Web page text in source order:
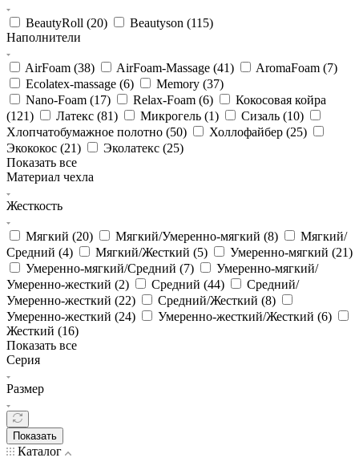
BeautyRoll (20) Beautyson (115)
Наполнители
AirFoam (38) AirFoam-Massage (41) AromaFoam (7)
Ecolatex-massage (6) Memory (37)
Nano-Foam (17) Relax-Foam (6)
Кокосовая койра
(121) Латекс (81) Микрогель (1) Сизаль (10)
Хлопчатобумажное полотно (50) Холлофайбер (25)
Экококос (21) Эколатекс (25)
Показать все
Материал чехла
Жесткость
Мягкий (20) Мягкий/Умеренно-мягкий (8)
Мягкий/
Средний (4) Мягкий/Жесткий (5) Умеренно-мягкий (21)
Умеренно-мягкий/Средний (7)
Умеренно-мягкий/
Умеренно-жесткий (2) Средний (44)
Средний/
Умеренно-жесткий (22) Средний/Жесткий (8)
Умеренно-жесткий (24) Умеренно-жесткий/Жесткий (6)
Жесткий (16)
Показать все
Серия
Размер
Показать
Каталог